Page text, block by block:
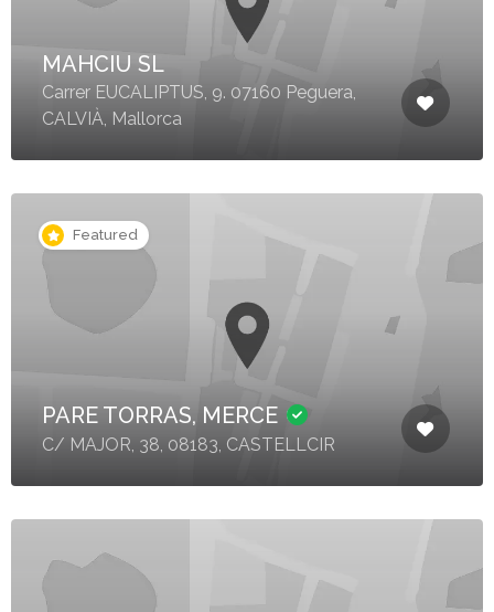
MAHCIU SL
Carrer EUCALIPTUS, 9. 07160 Peguera,
CALVIÀ, Mallorca
Featured
PARE TORRAS, MERCE
C/ MAJOR, 38, 08183, CASTELLCIR